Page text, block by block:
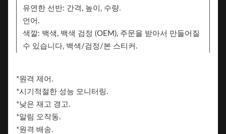
유연한 선반: 간격, 높이, 수량.
언어.
색깔: 백색, 백색 검정 (OEM), 주문을 받아서 만들어질
수 있습니다, 백색/검정/본 스티커.
상표.
*원격 제어.
*시기적절한 성능 모니터링.
*낮은 재고 경고.
*알림 오작동.
*원격 배송.